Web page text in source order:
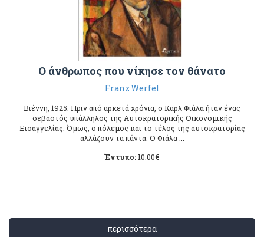
Ο άνθρωπος που νίκησε τον θάνατο
Franz Werfel
Βιέννη, 1925. Πριν από αρκετά χρόνια, ο Καρλ Φιάλα ήταν ένας
σεβαστός υπάλληλος της Αυτοκρατορικής Οικονομικής
Εισαγγελίας. Όμως, ο πόλεμος και το τέλος της αυτοκρατορίας
αλλάζουν τα πάντα. Ο Φιάλα ...
Έντυπο:10.00€
περισσότερα